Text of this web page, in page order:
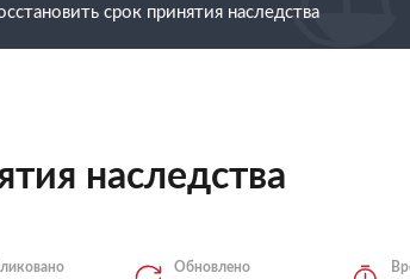
срок принятия наследства
наследства
Обновлено